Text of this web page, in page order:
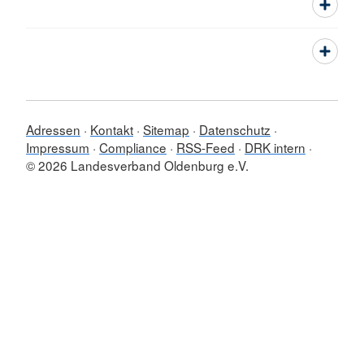
Adressen Kontakt Sitemap
Datenschutz
Impressum Compliance RSS-Feed
DRK intern
© 2026 Landesverband Oldenburg e.V.